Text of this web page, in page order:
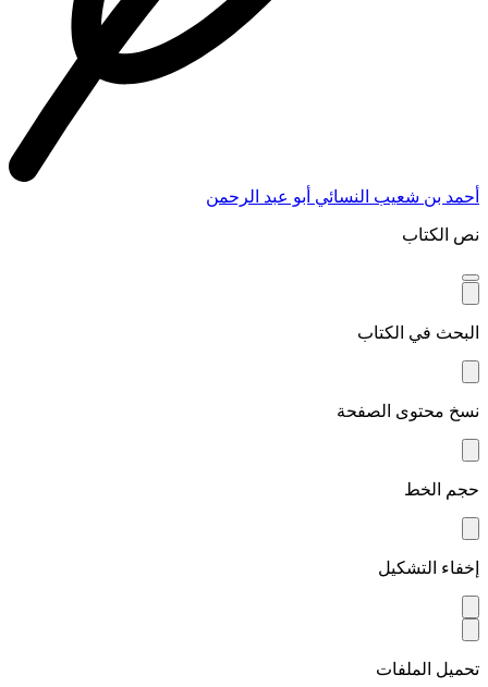
أحمد بن شعيب النسائي أبو عبد الرحمن
نص الكتاب
البحث في الكتاب
نسخ محتوى الصفحة
حجم الخط
إخفاء التشكيل
تحميل الملفات